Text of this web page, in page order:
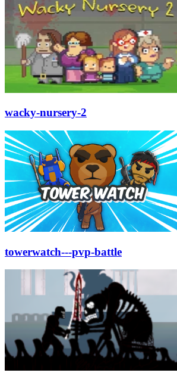
wacky-nursery-2
towerwatch---pvp-battle